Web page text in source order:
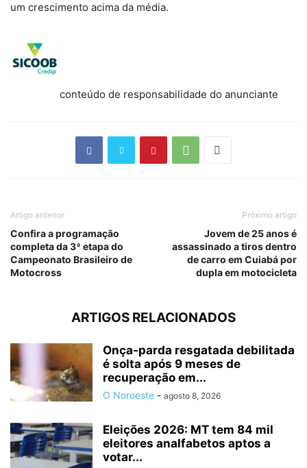
um crescimento acima da média.
conteúdo de responsabilidade do anunciante
Artigo anterior
Confira a programação
completa da 3ª etapa do
Campeonato Brasileiro de
Motocross
Próximo artigo
Jovem de 25 anos é
assassinado a tiros dentro
de carro em Cuiabá por
dupla em motocicleta
ARTIGOS RELACIONADOS
Onça-parda resgatada debilitada
é solta após 9 meses de
recuperação em...
O Noroeste - agosto 8, 2026
Eleições 2026: MT tem 84 mil
eleitores analfabetos aptos a
votar...